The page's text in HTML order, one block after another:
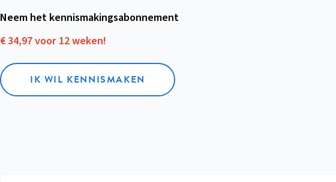
Neem het kennismakings­abonnement
€ 34,97 voor 12 weken!
IK WIL KENNISMAKEN